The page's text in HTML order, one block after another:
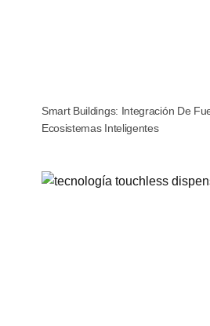
Smart Buildings: Integración De
Ecosistemas Inteligentes